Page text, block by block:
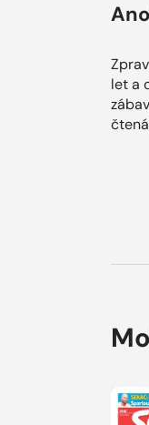
let a